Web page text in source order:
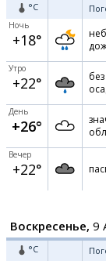
°C
Ночь
+18°
Утро
+22°
День
+26°
Вечер
+22°
Воскресенье, 9
°C